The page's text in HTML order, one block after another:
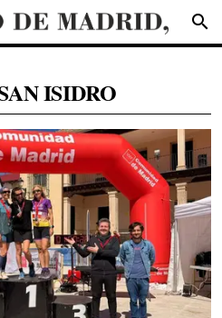
search
ISIDRO